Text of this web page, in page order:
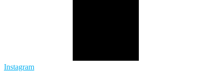
Instagram